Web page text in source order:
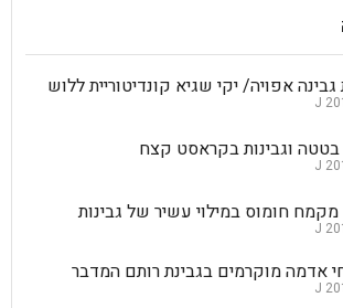
גבינה אפויה/ יקי שגיא קונדיטוריית ללוש
וגבינות בקראסט קצח
חומוס במילוי עשיר של גבינות
אדמה מוקרמים בגבינת רותם המדבר